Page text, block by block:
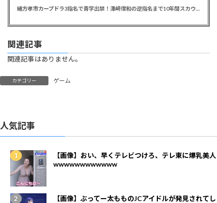
緒方孝市カープドラ3指名で青学出禁！澤﨑俊和の逆指名まで10年間スカウト出禁
関連記事
関連記事はありません。
カテゴリー ゲーム
人気記事
【画像】おい、早くテレビつけろ、テレ東に爆乳美人
wwwwwwwwwwww
【画像】ぶってー太もものJCアイドルが発見されてし